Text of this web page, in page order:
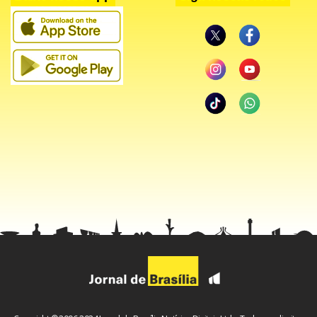
PIB para cima ou para baixo.
O relatório aponta ainda que o déficit nominal do país deve
saltar de 6,2% do PIB em 2024 para 8,1% em 2025.
Em entrevista a jornalistas nesta quarta-feira (15), o
fundo e os do governo brasileiro.
“Não há nenhuma novidade em termos do que foi